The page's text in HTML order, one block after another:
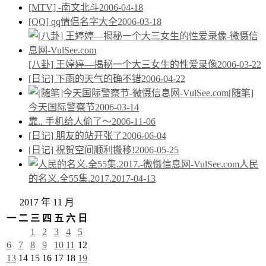
[MTV] -南文北斗2006-04-18
[QQ] qq情侣名字大全2006-03-18
[八卦] 王婷婷—揭秘一个大三女生的性爱录像2006-03-22
[日记] 下雨的天气的确不错2006-04-22
[随笔]
今天国际警察节2006-03-14
靠.. 手机给人偷了～2006-11-06
[日记] 朋友的站开张了2006-06-04
[日记] 祝贺空间顺利搬移!2006-05-25
人民
的名义.全55集.2017.2017-04-13
2017 年 11 月
一 二 三 四 五 六 日
1
2 3 4
5
6
7 8 9 10 11 12
13 14 15 16 17 18 19